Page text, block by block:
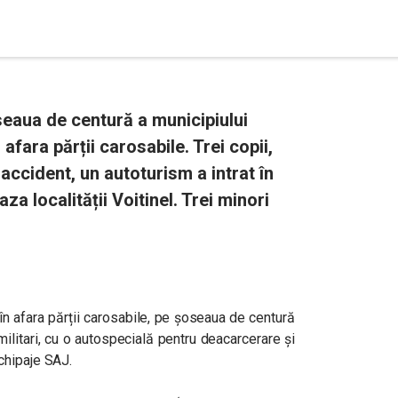
de centură a municipiului
părții carosabile. Trei copii,
un autoturism a intrat în
localității Voitinel. Trei minori
afara părții carosabile, pe șoseaua de centură
cu o autospecială pentru deacarcerare și
SAJ.